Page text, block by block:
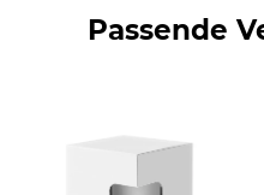
Passende